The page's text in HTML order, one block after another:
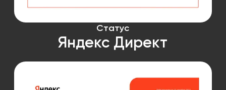
Статус
Яндекс Директ